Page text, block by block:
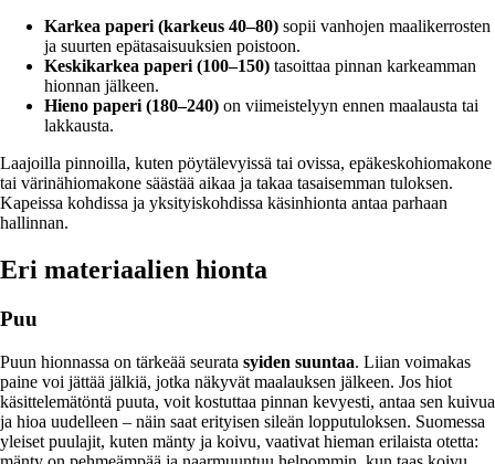
Karkea paperi (karkeus 40–80) sopii vanhojen maalikerrosten
ja suurten epätasaisuuksien poistoon.
Keskikarkea paperi (100–150) tasoittaa pinnan karkeamman
hionnan jälkeen.
Hieno paperi (180–240) on viimeistelyyn ennen maalausta tai
lakkausta.
Laajoilla pinnoilla, kuten pöytälevyissä tai ovissa, epäkeskohiomakone
tai värinähiomakone säästää aikaa ja takaa tasaisemman tuloksen.
Kapeissa kohdissa ja yksityiskohdissa käsinhionta antaa parhaan
hallinnan.
Eri materiaalien hionta
Puu
Puun hionnassa on tärkeää seurata syiden suuntaa. Liian voimakas
paine voi jättää jälkiä, jotka näkyvät maalauksen jälkeen. Jos hiot
käsittelemätöntä puuta, voit kostuttaa pinnan kevyesti, antaa sen kuivua
ja hioa uudelleen – näin saat erityisen sileän lopputuloksen. Suomessa
yleiset puulajit, kuten mänty ja koivu, vaativat hieman erilaista otetta: